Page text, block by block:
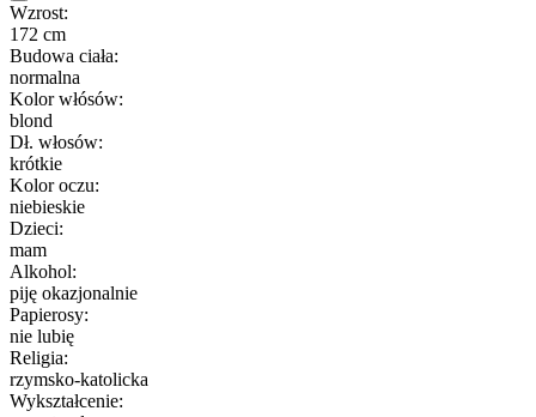
Wzrost:
172 cm
Budowa ciała:
normalna
Kolor włósów:
blond
Dł. włosów:
krótkie
Kolor oczu:
niebieskie
Dzieci:
mam
Alkohol:
piję okazjonalnie
Papierosy:
nie lubię
Religia:
rzymsko-katolicka
Wykształcenie: